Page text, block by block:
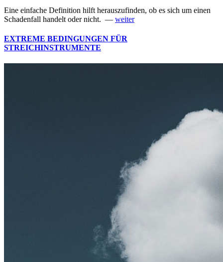
Eine einfache Definition hilft herauszufinden, ob es sich um einen
Schadenfall handelt oder nicht. — weiter
EXTREME BEDINGUNGEN FÜR
STREICHINSTRUMENTE